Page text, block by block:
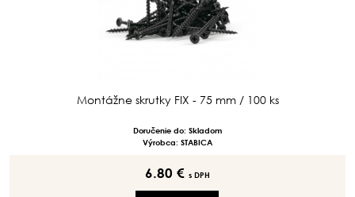
Montážne skrutky FIX - 75 mm / 100 ks
Doručenie do: Skladom
Výrobca: STABICA
6.80 € s DPH